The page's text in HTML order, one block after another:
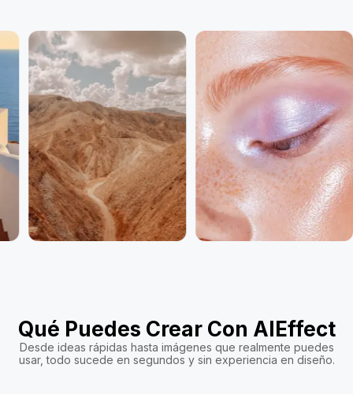
Qué Puedes Crear Con AIEffect
Desde ideas rápidas hasta imágenes que realmente puedes
usar, todo sucede en segundos y sin experiencia en diseño.